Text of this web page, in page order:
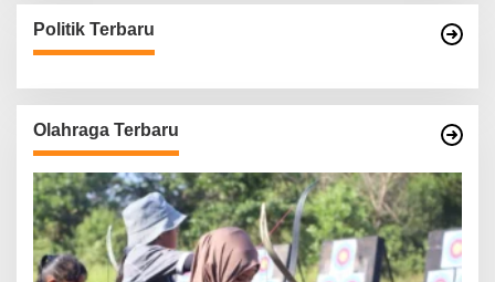
Politik Terbaru
Olahraga Terbaru